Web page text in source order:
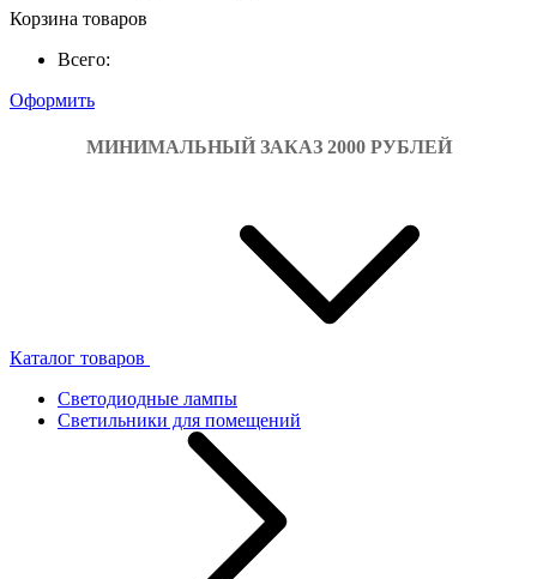
Корзина товаров
Всего:
Оформить
МИНИМАЛЬНЫЙ ЗАКАЗ 2000 РУБЛЕЙ
Каталог товаров
Светодиодные лампы
Светильники для помещений